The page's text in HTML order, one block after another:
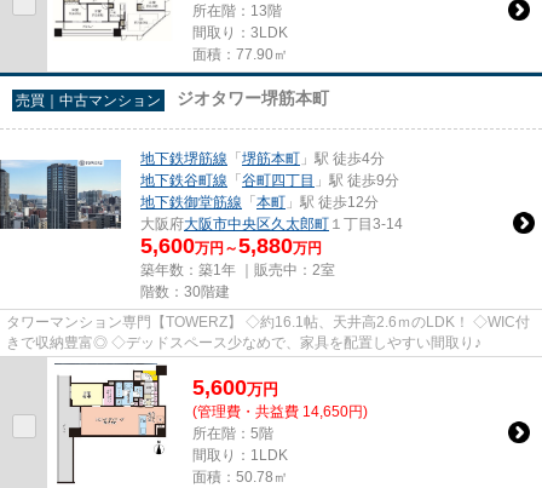
所在階：13階
間取り：3LDK
面積：77.90㎡
売買｜中古マンション ジオタワー堺筋本町
地下鉄堺筋線 「 堺筋本町 」駅 徒歩4分
地下鉄谷町線 「 谷町四丁目 」駅 徒歩9分
地下鉄御堂筋線 「 本町 」駅 徒歩12分
大阪府大阪市中央区久太郎町 １丁目3-14
5,600万円～5,880万円
築年数：築1年 ｜販売中： 2室
階数：30階建
タワーマンション専門【TOWERZ】 ◇約16.1帖、天井高2.6ｍのLDK！ ◇WIC付
きで収納豊富◎ ◇デッドスペース少なめで、家具を配置しやすい間取り♪
5,600万円
(管理費・共益費 14,650円)
所在階：5階
間取り：1LDK
面積：50.78㎡